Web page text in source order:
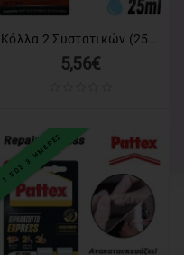
5,56€
1 ΕΩΣ 3 ΗΜΕΡΕΣ